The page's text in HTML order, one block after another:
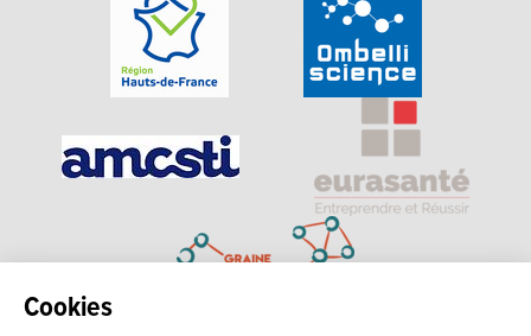
Cookies